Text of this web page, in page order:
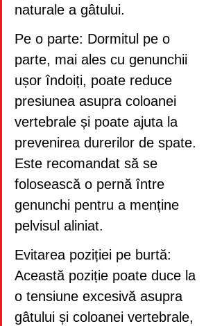
naturale a gâtului.
Pe o parte: Dormitul pe o
parte, mai ales cu genunchii
ușor îndoiți, poate reduce
presiunea asupra coloanei
vertebrale și poate ajuta la
prevenirea durerilor de spate.
Este recomandat să se
folosească o pernă între
genunchi pentru a menține
pelvisul aliniat.
Evitarea poziției pe burtă:
Această poziție poate duce la
o tensiune excesivă asupra
gâtului și coloanei vertebrale,